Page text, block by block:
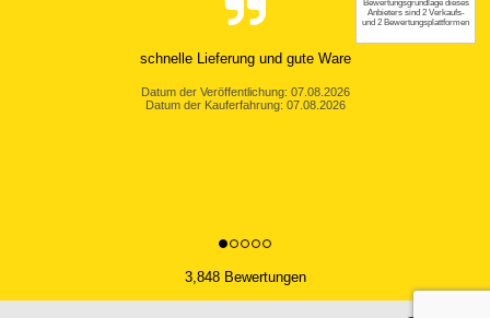
Ein ganz wunderbarer Service. Sehr schnelle Lieferung, und auch eine
Datum der Veröffentlichung: 06.08.2026
3,848 Bewertungen